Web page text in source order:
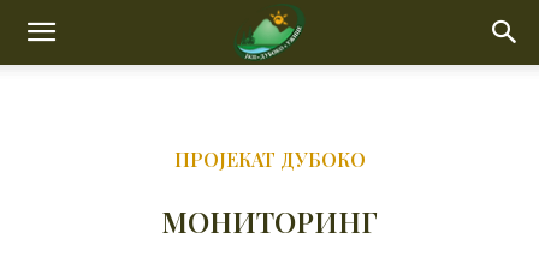
ПРОЈЕКАТ ДУБОКО
МОНИТОРИНГ